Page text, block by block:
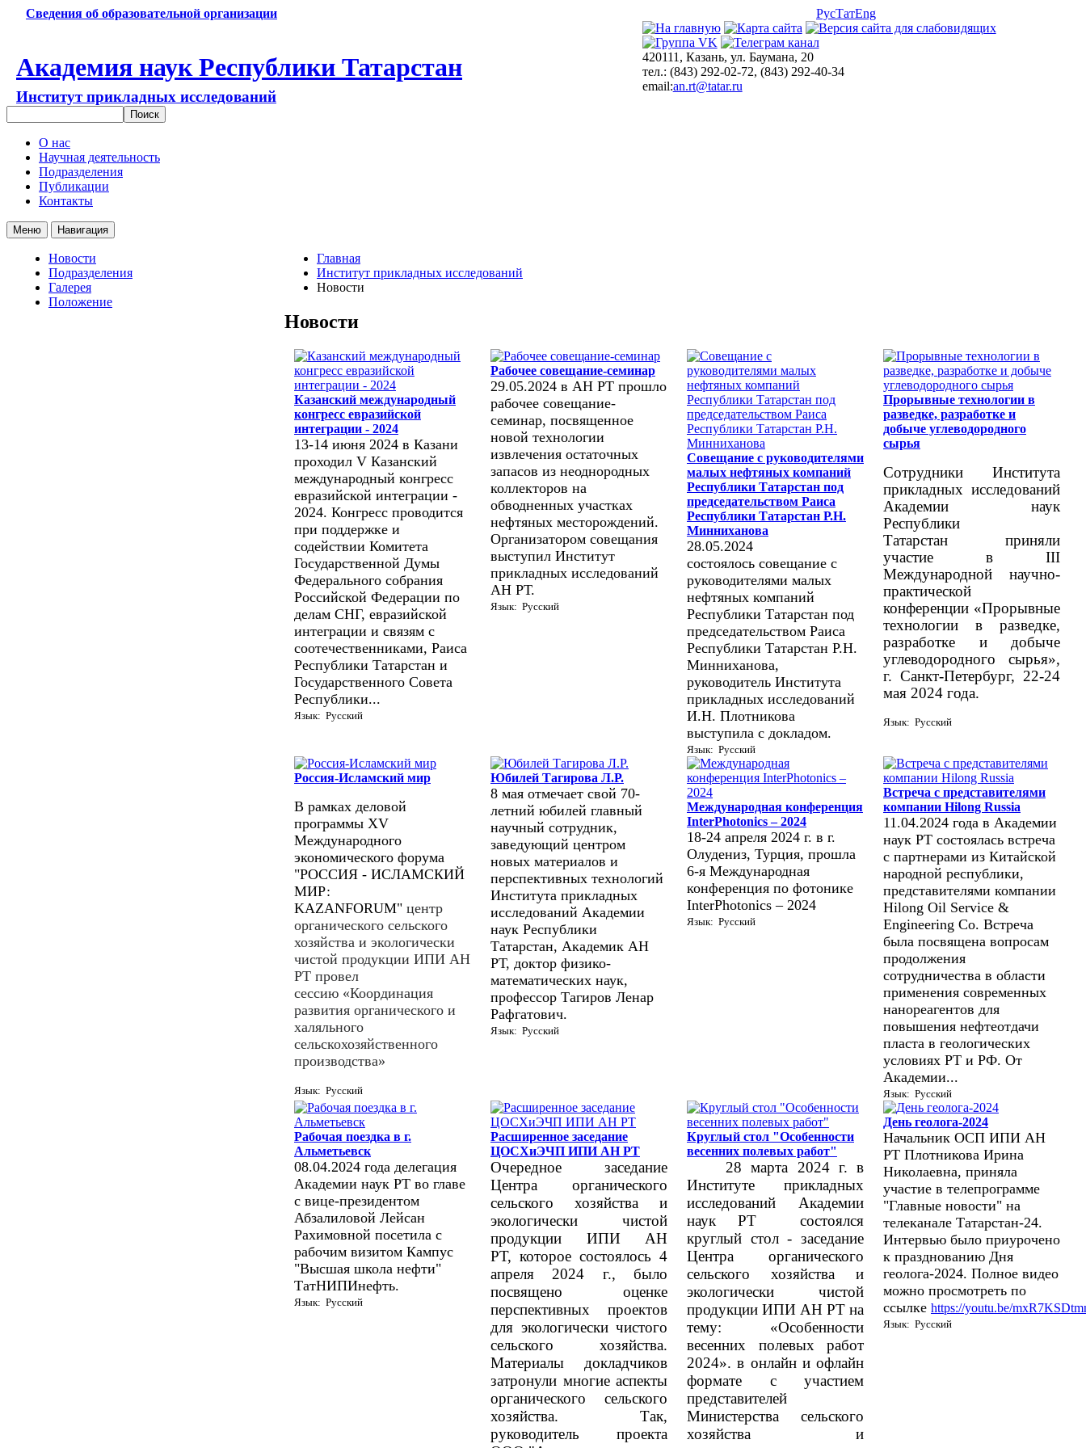
Сведения об образовательной организации РусТатEng
Академия наук Республики Татарстан
Институт прикладных исследований
420111, Казань, ул. Баумана, 20
тел.: (843) 292-02-72, (843) 292-40-34
email:an.rt@tatar.ru
О нас
Научная деятельность
Подразделения
Публикации
Контакты
Меню Навигация
Новости
Подразделения
Галерея
Положение
Главная
Институт прикладных исследований
Новости
Новости
Казанский международный
конгресс евразийской
интеграции - 2024
13-14 июня 2024 в Казани
проходил V Казанский
международный конгресс
евразийской интеграции -
2024. Конгресс проводится
при поддержке и
содействии Комитета
Государственной Думы
Федерального собрания
Российской Федерации по
делам СНГ, евразийской
интеграции и связям с
соотечественниками, Раиса
Республики Татарстан и
Государственного Совета
Республики...
Язык: Русский
Рабочее совещание-семинар
29.05.2024 в АН РТ прошло
рабочее совещание-
семинар, посвященное
новой технологии
извлечения остаточных
запасов из неоднородных
коллекторов на
обводненных участках
нефтяных месторождений.
Организатором совещания
выступил Институт
прикладных исследований
АН РТ.
Язык: Русский
Совещание с руководителями
малых нефтяных компаний
Республики Татарстан под
председательством Раиса
Республики Татарстан Р.Н.
Минниханова
28.05.2024
состоялось совещание с
руководителями малых
нефтяных компаний
Республики Татарстан под
председательством Раиса
Республики Татарстан Р.Н.
Минниханова,
руководитель Института
прикладных исследований
И.Н. Плотникова
выступила с докладом.
Язык: Русский
Прорывные технологии в
разведке, разработке и
добыче углеводородного
сырья
Сотрудники Института
прикладных исследований
Академии наук
Республики
Татарстан приняли
участие в III
Международной научно-
практической
конференции «Прорывные
технологии в разведке,
разработке и добыче
углеводородного сырья»,
г. Санкт-Петербург, 22-24
мая 2024 года.
Язык: Русский
Россия-Исламский мир
В рамках деловой
программы XV
Международного
экономического форума
"РОССИЯ - ИСЛАМСКИЙ
МИР:
KAZANFORUM" центр
органического сельского
хозяйства и экологически
чистой продукции ИПИ АН
РТ провел
сессию «Координация
развития органического и
халяльного
сельскохозяйственного
производства»
Язык: Русский
Юбилей Тагирова Л.Р.
8 мая отмечает свой 70-
летний юбилей главный
научный сотрудник,
заведующий центром
новых материалов и
перспективных технологий
Института прикладных
исследований Академии
наук Республики
Татарстан, Академик АН
РТ, доктор физико-
математических наук,
профессор Тагиров Ленар
Рафгатович.
Язык: Русский
Международная конференция
InterPhotonics – 2024
18-24 апреля 2024 г. в г.
Олудениз, Турция, прошла
6-я Международная
конференция по фотонике
InterPhotonics – 2024
Язык: Русский
Встреча с представителями
компании Hilong Russia
11.04.2024 года в Академии
наук РТ состоялась встреча
с партнерами из Китайской
народной республики,
представителями компании
Hilong Oil Service &
Engineering Co. Встреча
была посвящена вопросам
продолжения
сотрудничества в области
применения современных
нанореагентов для
повышения нефтеотдачи
пласта в геологических
условиях РТ и РФ. От
Академии...
Язык: Русский
Рабочая поездка в г.
Альметьевск
08.04.2024 года делегация
Академии наук РТ во главе
с вице-президентом
Абзалиловой Лейсан
Рахимовной посетила с
рабочим визитом Кампус
"Высшая школа нефти"
ТатНИПИнефть.
Язык: Русский
Расширенное заседание
ЦОСХиЭЧП ИПИ АН РТ
Очередное заседание
Центра органического
сельского хозяйства и
экологически чистой
продукции ИПИ АН
РТ, которое состоялось 4
апреля 2024 г., было
посвящено оценке
перспективных проектов
для экологически чистого
сельского хозяйства.
Материалы докладчиков
затронули многие аспекты
органического сельского
хозяйства. Так,
руководитель проекта
Круглый стол "Особенности
весенних полевых работ"
28 марта 2024 г. в
Институте прикладных
исследований Академии
наук РТ
состоялся
круглый стол - заседание
Центра органического
сельского хозяйства и
экологически чистой
продукции ИПИ АН РТ на
тему: «Особенности
весенних полевых работ
2024». в онлайн и офлайн
формате с участием
представителей
Министерства сельского
хозяйства и
День геолога-2024
Начальник ОСП ИПИ АН
РТ Плотникова Ирина
Николаевна, приняла
участие в телепрограмме
"Главные новости" на
телеканале Татарстан-24.
Интервью было приурочено
к празднованию Дня
геолога-2024. Полное видео
можно просмотреть по
ссылке https://youtu.be/
Язык: Русский